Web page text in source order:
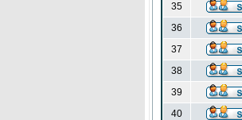
35
36
37
38
39
40